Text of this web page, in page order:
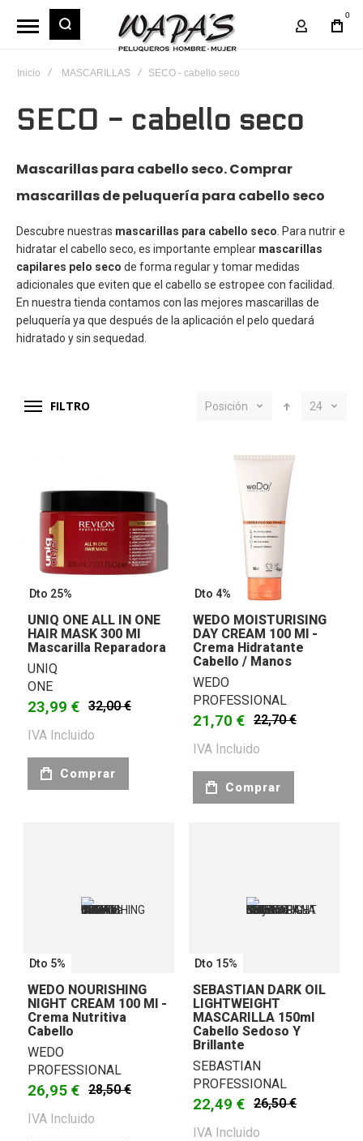
Mi
0
Inicio MASCARILLAS SECO - cabello seco
SECO - cabello seco
Mascarillas para cabello seco. Comprar
mascarillas de peluquería para cabello seco
Descubre nuestras mascarillas para cabello seco . Para nutrir e
hidratar el cabello seco, es importante emplear mascarillas
capilares pelo seco de forma regular y tomar medidas
adicionales que eviten que el cabello se estropee con facilidad.
En nuestra tienda contamos con las mejores mascarillas de
peluquería ya que después de la aplicación el pelo quedará
hidratado y sin sequedad.
FILTRO Posición 24
Dto 25%
UNIQ ONE ALL IN ONE
HAIR MASK 300 Ml
Mascarilla Reparadora
UNIQ
ONE
23,99 € 32,00 €
IVA Incluido
Comprar
Dto 4%
WEDO MOISTURISING
DAY CREAM 100 Ml -
Crema Hidratante
Cabello / Manos
WEDO
PROFESSIONAL
21,70 € 22,70 €
IVA Incluido
Comprar
Dto 5%
WEDO NOURISHING
NIGHT CREAM 100 Ml -
Crema Nutritiva
Cabello
WEDO
PROFESSIONAL
26,95 € 28,50 €
IVA Incluido
Dto 15%
SEBASTIAN DARK OIL
LIGHTWEIGHT
MASCARILLA 150ml
Cabello Sedoso Y
Brillante
SEBASTIAN
PROFESSIONAL
22,49 € 26,50 €
IVA Incluido